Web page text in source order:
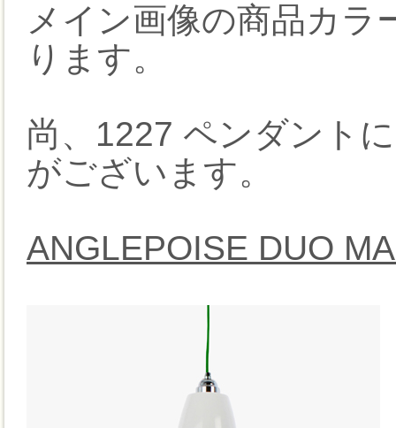
メイン画像の商品カ
ります。
尚、1227 ペンダント
がございます。
ANGLEPOISE DUO